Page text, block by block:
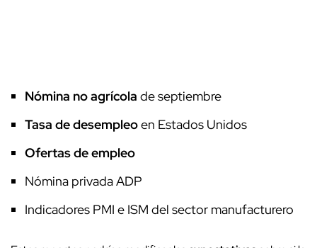
Nómina no agrícola de septiembre
Tasa de desempleoen Estados Unidos
Ofertas de empleo
Nómina privada ADP
Indicadores PMI e ISM del sector manufacturero